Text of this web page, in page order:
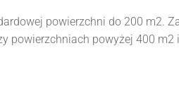
powierzchni do 200 m2.
powierzchniach powyżej 400 m2